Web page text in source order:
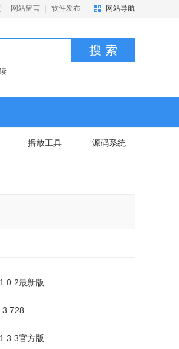
网站留言 软件发布 网站导航
搜 索
播放工具 源码系统
最新版
官方版